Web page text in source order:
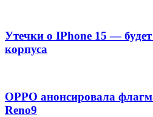
Утечки о IPhone 15 —
корпуса
OPPO анонсировала
Reno9